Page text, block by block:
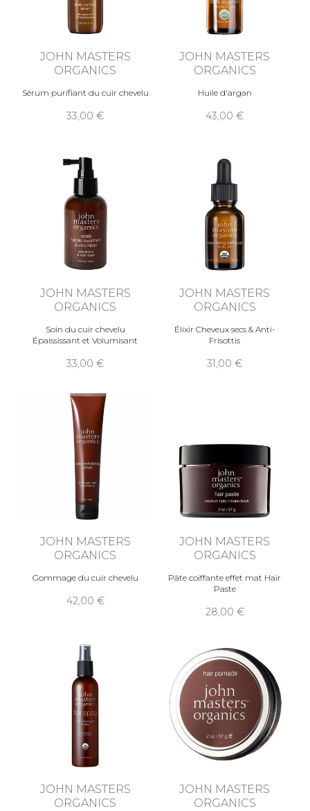
JOHN MASTERS
ORGANICS
Sérum purifiant du cuir chevelu
33,00
JOHN MASTERS
ORGANICS
Huile d'argan
43,00
JOHN MASTERS
ORGANICS
Soin du cuir chevelu
Épaississant et Volumisant
33,00
JOHN MASTERS
ORGANICS
Élixir Cheveux secs & Anti-
Frisottis
31,00
JOHN MASTERS
ORGANICS
Gommage du cuir chevelu
42,00
JOHN MASTERS
ORGANICS
Pâte coiffante effet mat Hair
Paste
28,00
JOHN MASTERS
ORGANICS
JOHN MASTERS
ORGANICS